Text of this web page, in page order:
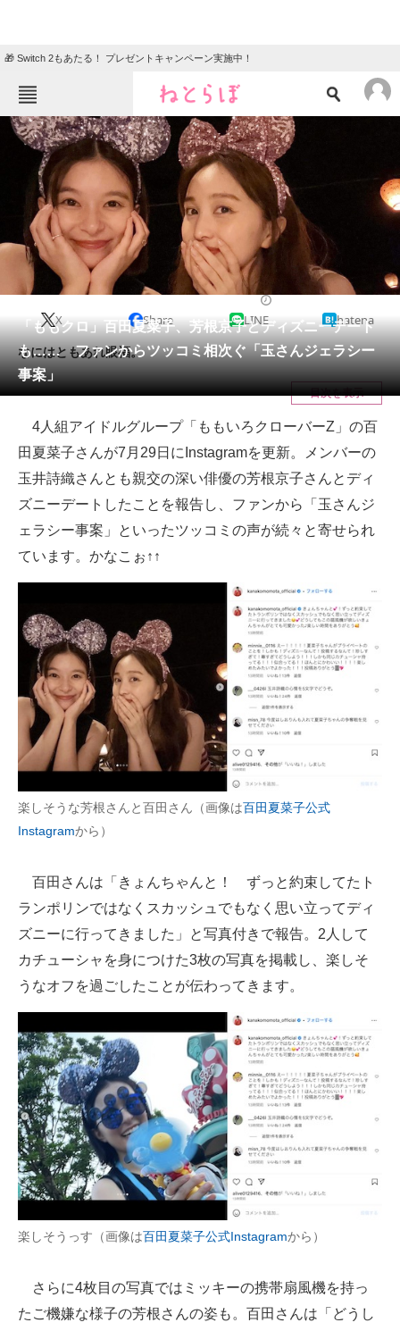
🎁 Switch 2もあたる！ プレゼントキャンペーン実施中！
ねとらぼメニュー
TOP ニュース
エンタメ クイズ
グルメ 地域
住まい 教育・育児
動物 リサーチ
会員記事
メディア
注目記事を集めた総合ページ
スマホと通信の最新トレンド
進化するPCとデバイスの未来
好きが集まる 比べて選べる
AI活用のいまが分かる
企業ITのトレンドを詳説
経営リーダーのコミュニティ
マーケ×ITの今がよく分かる
製造業のIT導入・活用を支援
モノづくり技術者専門サイト
電子設計の基本と応用
エネルギーの専門メディア
建設×テクノロジーの最前線
ちょっと気になるネットの話題
「ももクロ」百田夏菜子、芳根京子とディズニーデート
も…… ファンからツッコミ相次ぐ「玉さんジェラシー
事案」
X Share LINE hatena
なにはともあれ眼福。
目次を表示
4人組アイドルグループ「ももいろクローバーZ」の百
田夏菜子さんが7月29日にInstagramを更新。メンバーの
玉井詩織さんとも親交の深い俳優の芳根京子さんとディ
ズニーデートしたことを報告し、ファンから「玉さんジ
ェラシー事案」といったツッコミの声が続々と寄せられ
ています。かなこぉ↑↑
楽しそうな芳根さんと百田さん（画像は百田夏菜子公式
Instagramから）
百田さんは「きょんちゃんと！ ずっと約束してたト
ランポリンではなくスカッシュでもなく思い立ってディ
ズニーに行ってきました」と写真付きで報告。2人して
カチューシャを身につけた3枚の写真を掲載し、楽しそ
うなオフを過ごしたことが伝わってきます。
楽しそうっす（画像は百田夏菜子公式Instagramから）
さらに4枚目の写真ではミッキーの携帯扇風機を持っ
たご機嫌な様子の芳根さんの姿も。百田さんは「どうし